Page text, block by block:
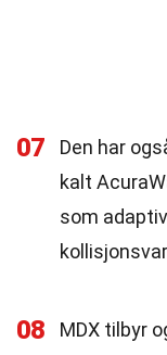
07
Den har
kalt
som
08
MDX tilbyr